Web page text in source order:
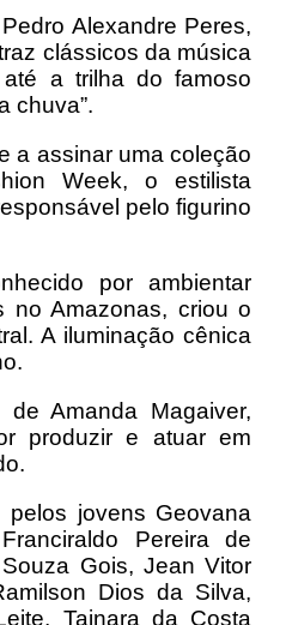
Alexandre Peres,
clássicos da música
a trilha do famoso
chuva”.
a assinar uma coleção
Week, o estilista
pelo figurino
por ambientar
no Amazonas, criou o
A iluminação cênica
Amanda Magaiver,
produzir e atuar em
jovens Geovana
Pereira de
Gois, Jean Vitor
Dios da Silva,
Tainara da Costa